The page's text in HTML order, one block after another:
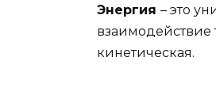
Энергия – это
взаимодействие
кинетическая.